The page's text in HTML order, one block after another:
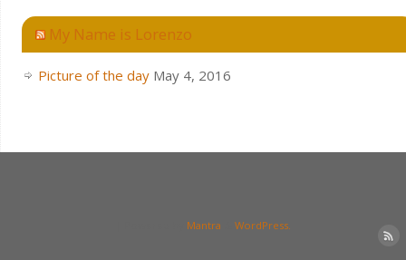
My Name is Lorenzo
Picture of the day May 4, 2016
Mantra WordPress.